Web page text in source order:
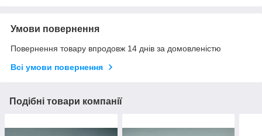
Умови повернення
Повернення товару впродовж 14 днів за домовленістю
Всі умови повернення
Подібні товари компанії